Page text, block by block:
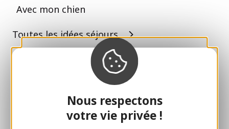
Nous respectons
votre vie privée !
Avec mon chien
Toutes les idées séjours
Séjours sportifs